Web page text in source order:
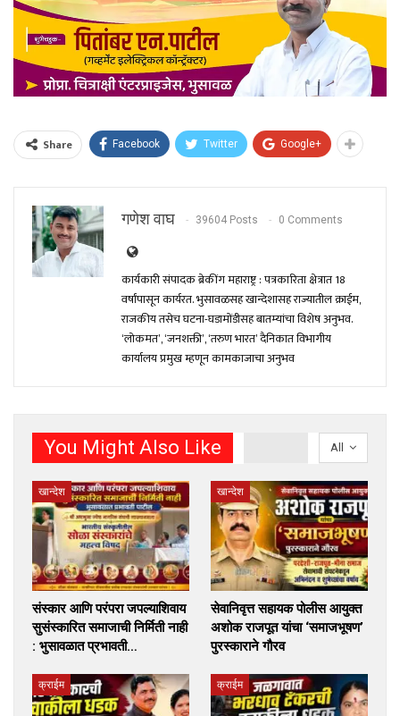
Share Facebook Twitter Google+
गणेश वाघ 39604 Posts 0 Comments
कार्यकारी संपादक ब्रेकींग महाराष्ट्र : पत्रकारिता क्षेत्रात 18
वर्षांपासून कार्यरत. भुसावळसह खान्देशासह राज्यातील क्राईम,
राजकीय तसेच घटना-घडामोंडीसह बातम्यांचा विशेष अनुभव.
‘लोकमत’, ‘जनशक्ती’, ‘तरुण भारत’ दैनिकात विभागीय
कार्यालय प्रमुख म्हणून कामकाजाचा अनुभव
All
You Might Also Like
खान्देश
संस्कार आणि परंपरा जपल्याशिवाय
सुसंस्कारित समाजाची निर्मिती नाही
: भुसावळात प्रभावती…
खान्देश
सेवानिवृत्त सहायक पोलीस आयुक्त
अशोक राजपूत यांचा ‘समाजभूषण’
पुरस्काराने गौरव
क्राईम क्राईम